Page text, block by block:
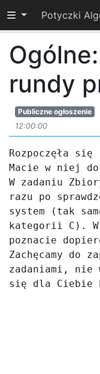
Przełącz
rundy
Publiczne ogłoszenie
12:00:00
Rozpoczęła się
Macie w niej
W zadaniu
razu po
system (tak
kategorii C).
poznacie
Zachęcamy do
zadaniami, nie
się dla Ciebie